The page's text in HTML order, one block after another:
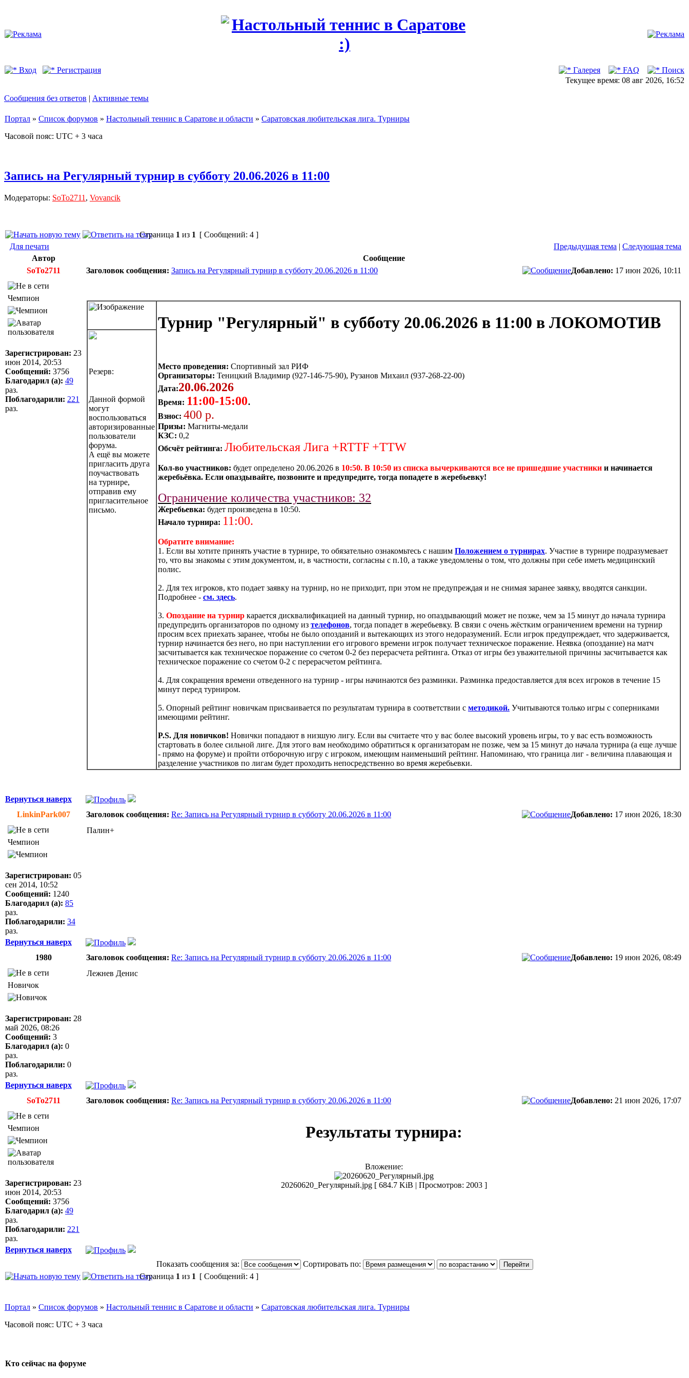
Вход Регистрация Галерея FAQ
Поиск
Текущее время: 08 авг 2026, 16:52
Сообщения без ответов | Активные темы
Портал » Список форумов » Настольный теннис в Саратове и области » Саратовская любительская лига. Турниры
Часовой пояс: UTC + 3 часа
Запись на Регулярный турнир в субботу 20.06.2026 в 11:00
Модераторы: SoTo2711 , Vovancik
Страница 1 из 1 [ Сообщений: 4 ]
Для печати
Предыдущая тема | Следующая тема
Автор
Сообщение
SoTo2711
Заголовок сообщения: Запись на Регулярный турнир в субботу 20.06.2026 в 11:00 Добавлено: 17 июн 2026, 10:11
Чемпион
Зарегистрирован: 23
июн 2014, 20:53
Сообщений: 3756
Благодарил (а): 49
раз.
Поблагодарили: 221
раз.
Турнир "Регулярный" в субботу 20.06.2026 в 11:00 в ЛОКОМОТИВ
Место проведения: Спортивный зал РИФ
Организаторы: Теницкий Владимир (927-146-75-90), Рузанов Михаил (937-268-22-00)
Дата:20.06.2026
Время: 11:00-15:00.
Взнос: 400 р.
Призы: Магниты-медали
КЗС: 0,2
Обсчёт рейтинга: Любительская Лига +RTTF +TTW
Кол-во участников: будет определено 20.06.2026 в 10:50. В 10:50 из списка вычеркиваются все не пришедшие участники и начинается
жеребьёвка. Если опаздывайте, позвоните и предупредите, тогда попадете в жеребьевку!
Ограничение количества участников: 32
Жеребьевка: будет произведена в 10:50.
Начало турнира: 11:00.
Обратите внимание:
1. Если вы хотите принять участие в турнире, то обязательно ознакомьтесь с нашим Положением о турнирах. Участие в турнире подразумевает
то, что вы знакомы с этим документом, и, в частности, согласны с п.10, а также уведомлены о том, что должны при себе иметь медицинский
полис.
2. Для тех игроков, кто подает заявку на турнир, но не приходит, при этом не предупреждая и не снимая заранее заявку, вводятся санкции.
Подробнее - см. здесь.
3. Опоздание на турнир карается дисквалификацией на данный турнир, но опаздывающий может не позже, чем за 15 минут до начала турнира
предупредить организаторов по одному из телефонов, тогда попадет в жеребьевку. В связи с очень жёстким ограничением времени на турнир
просим всех приехать заранее, чтобы не было опозданий и вытекающих из этого недоразумений. Если игрок предупреждает, что задерживается,
турнир начинается без него, но при наступлении его игрового времени игрок получает техническое поражение. Неявка (опоздание) на матч
засчитывается как техническое поражение со счетом 0-2 без перерасчета рейтинга. Отказ от игры без уважительной причины засчитывается как
техническое поражение со счетом 0-2 с перерасчетом рейтинга.
4. Для сокращения времени отведенного на турнир - игры начинаются без разминки. Разминка предоставляется для всех игроков в течение 15
минут перед турниром.
5. Опорный рейтинг новичкам присваивается по результатам турнира в соответствии с методикой. Учитываются только игры с соперниками
имеющими рейтинг.
P.S. Для новичков! Новички попадают в низшую лигу. Если вы считаете что у вас более высокий уровень игры, то у вас есть возможность
стартовать в более сильной лиге. Для этого вам необходимо обратиться к организаторам не позже, чем за 15 минут до начала турнира (а еще лучше
- прямо на форуме) и пройти отборочную игру с игроком, имеющим наименьший рейтинг. Напоминаю, что граница лиг - величина плавающая и
разделение участников по лигам будет проходить непосредственно во время жеребьевки.
Резерв:
Данной формой
могут
воспользоваться
авторизированные
пользователи
форума.
А ещё вы можете
пригласить друга
поучаствовать
на турнире,
отправив ему
пригласительное
письмо.
Вернуться наверх
LinkinPark007
Заголовок сообщения: Re: Запись на Регулярный турнир в субботу 20.06.2026 в 11:00 Добавлено: 17 июн 2026, 18:30
Чемпион
Зарегистрирован: 05
сен 2014, 10:52
Сообщений: 1240
Благодарил (а): 85
раз.
Поблагодарили: 34
раз.
Палин+
Вернуться наверх
1980
Заголовок сообщения: Re: Запись на Регулярный турнир в субботу 20.06.2026 в 11:00 Добавлено: 19 июн 2026, 08:49
Новичок
Зарегистрирован: 28
май 2026, 08:26
Сообщений: 3
Благодарил (а): 0
раз.
Поблагодарили: 0
раз.
Лежнев Денис
Вернуться наверх
SoTo2711
Заголовок сообщения: Re: Запись на Регулярный турнир в субботу 20.06.2026 в 11:00 Добавлено: 21 июн 2026, 17:07
Чемпион
Зарегистрирован: 23
июн 2014, 20:53
Сообщений: 3756
Благодарил (а): 49
раз.
Поблагодарили: 221
раз.
Результаты турнира:
Вложение:
20260620_Регулярный.jpg [ 684.7 KiB | Просмотров: 2003 ]
Вернуться наверх
Показать сообщения за:
Сортировать по:
Страница 1 из 1 [ Сообщений: 4 ]
Портал » Список форумов » Настольный теннис в Саратове и области » Саратовская любительская лига. Турниры
Часовой пояс: UTC + 3 часа
Кто сейчас на форуме